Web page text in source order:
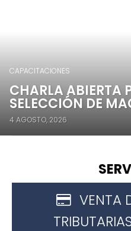
CAPACITACIONES
CHARLA ABIERTA
SELECCIÓN DE
4 AGOSTO, 2026
VENTA